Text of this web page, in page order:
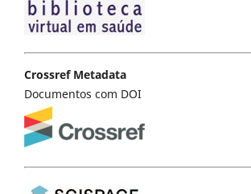
Crossref Metadata
Documentos com DOI